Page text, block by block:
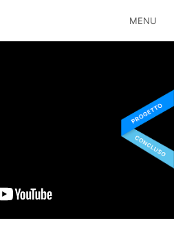
MENU